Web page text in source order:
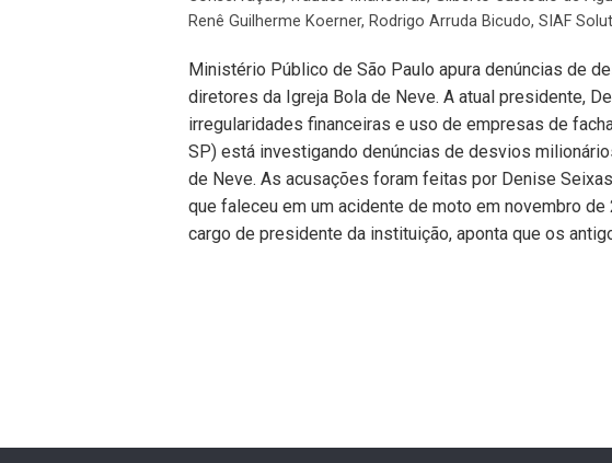
Renê Guilherme Koerner, Rodrigo Arruda Bicudo, SIAF
Ministério Público de São Paulo apura denúncias de
diretores da Igreja Bola de Neve. A atual presidente,
irregularidades financeiras e uso de empresas de
SP) está investigando denúncias de desvios
de Neve. As acusações foram feitas por Denise
que faleceu em um acidente de moto em novembro
cargo de presidente da instituição, aponta que os